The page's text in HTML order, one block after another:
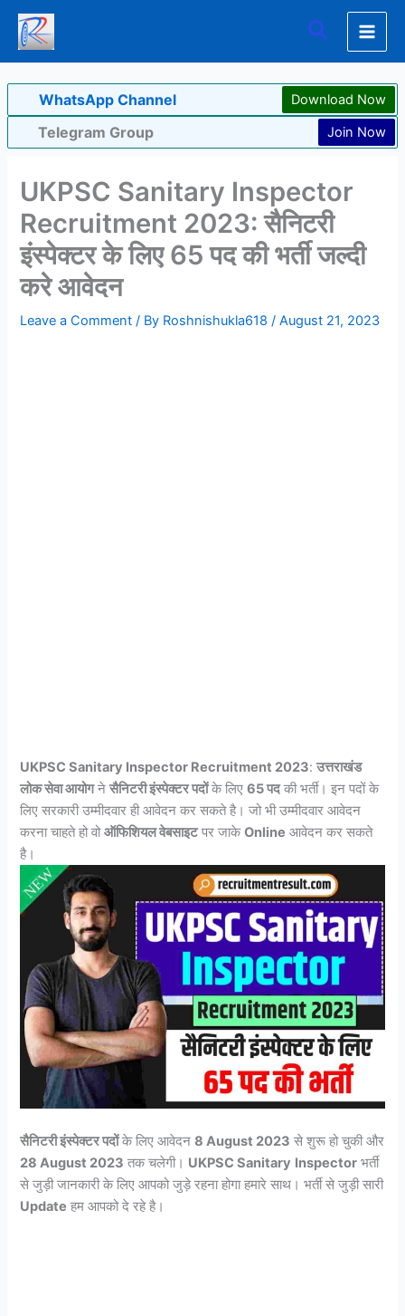
Skip
content
Search
WhatsApp Channel Download Now
Telegram Group Join Now
UKPSC Sanitary Inspector
Recruitment 2023: सैनिटरी
इंस्पेक्टर के लिए 65 पद की भर्ती जल्दी
करे आवेदन
Leave a Comment / By Roshnishukla618/August 21, 2023
UKPSC Sanitary Inspector Recruitment 2023:उत्तराखंड
लोक सेवा आयोगनेसैनिटरी इंस्पेक्टर पदोंके लिए65 पदकी भर्ती। इन पदों के
लिए सरकारी उम्मीदवार ही आवेदन कर सकते है। जो भी उम्मीदवार आवेदन
करना चाहते हो वोऑफिशियल वेबसाइटपर जाकेOnline आवेदन कर सकते
है।
सैनिटरी इंस्पेक्टर पदोंके लिए आवेदन8 August 2023 से शुरू हो चुकी और
28 August 2023 तक चलेगी। UKPSC Sanitary Inspector भर्ती
से जुड़ी जानकारी के लिए आपको जुड़े रहना होगा हमारे साथ। भर्ती से जुड़ी सारी
Update हम आपको दे रहे है।